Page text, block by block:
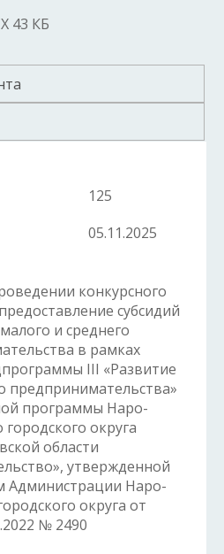
43 КБ
125
05.11.2025
конкурсного
субсидий
и среднего
в рамках
III «Развитие
предпринимательства»
программы Наро-
округа
области
утвержденной
Администрации Наро-
округа от
№ 2490